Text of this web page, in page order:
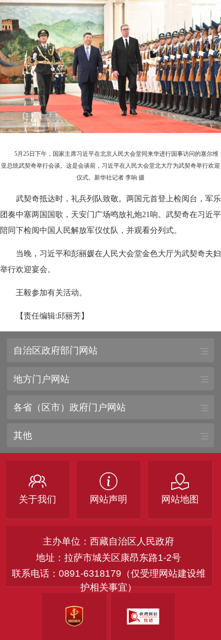
5月25日下午，国家主席习近平在北京人民大会堂同来华进行国事访问的塞尔维
亚总统武契奇举行会谈。这是会谈前，习近平在人民大会堂北大厅为武契奇举行欢迎
仪式。新华社记者 李响 摄
武契奇抵达时，礼兵列队致敬。两国元首登上检阅台，军乐
团奏中塞两国国歌，天安门广场鸣放礼炮21响。武契奇在习近平
陪同下检阅中国人民解放军仪仗队，并观看分列式。
当晚，习近平和彭丽媛在人民大会堂金色大厅为武契奇夫妇
举行欢迎宴会。
王毅参加有关活动。
【责任编辑:邱丽芳】
自治区政府部门网站
地方门户网站
各省（区市）政府门户网站
其他
关于我们 网站声明 网站地图
主办单位：西藏自治区人民政府
地址：拉萨市城关区康昂东路1-2号
联系电话：0891-6318179（仅受理网站建设维
护相关事宜）